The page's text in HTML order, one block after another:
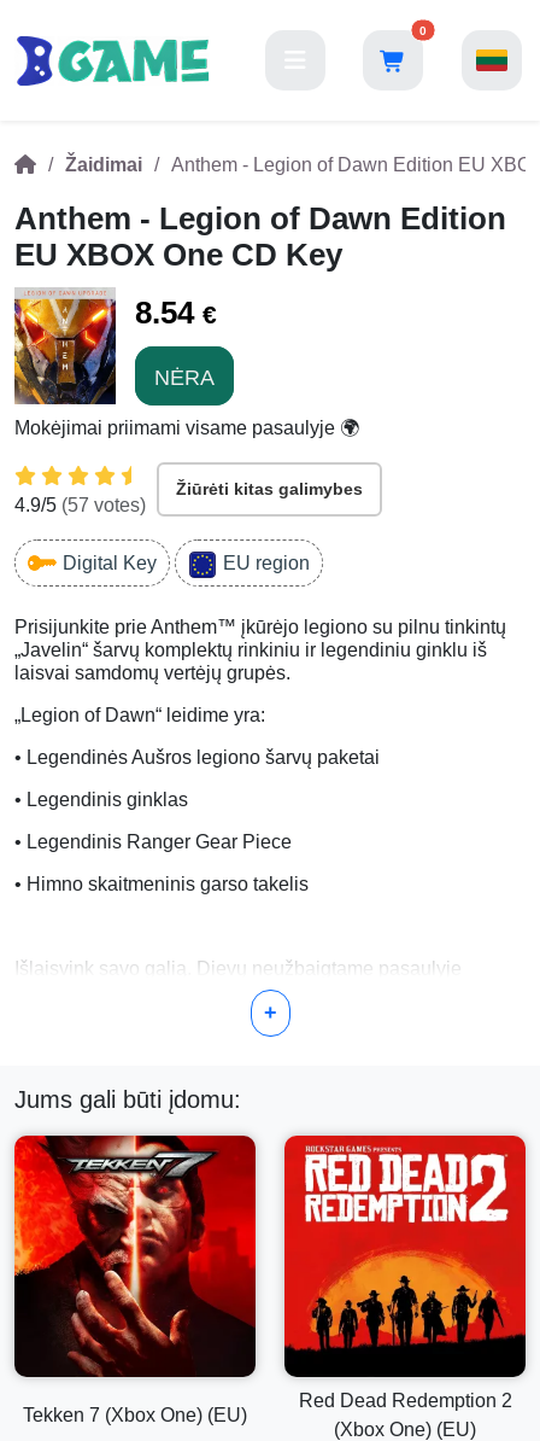
0
Žaidimai Anthem - Legion of Dawn Edition EU
Anthem - Legion of Dawn Edition
EU XBOX One CD Key
8.54 €
NĖRA
Mokėjimai priimami visame pasaulyje 🌍
4.9/5 (57 votes)
Žiūrėti kitas galimybes
Digital Key EU region
Prisijunkite prie Anthem™ įkūrėjo legiono su pilnu tinkintų
„Javelin“ šarvų komplektų rinkiniu ir legendiniu ginklu iš
laisvai samdomų vertėjų grupės.
„Legion of Dawn“ leidime yra:
• Legendinės Aušros legiono šarvų paketai
• Legendinis ginklas
• Legendinis Ranger Gear Piece
• Himno skaitmeninis garso takelis
Išlaisvink savo galią. Dievų neužbaigtame pasaulyje
šešėlinė frakcija kelia grėsmę visai žmonijai. Tik tu stovi
tarp Dominiono ir senovės galios, kurios jie trokšta.
Susiburkite kaip herojai šiame bendrame BioWare™ ir EA
+
Jums gali būti įdomu:
Tekken 7 (Xbox One) (EU)
Red Dead Redemption 2
(Xbox One) (EU)